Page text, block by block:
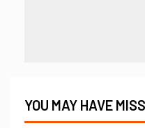
YOU MAY HAVE